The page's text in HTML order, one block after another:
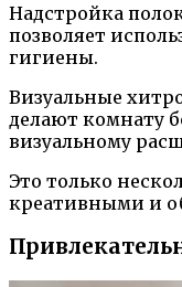
Надстройка
позволяет
гигиены.
Визуальные
делают комнату
визуальному
Это только
креативными и